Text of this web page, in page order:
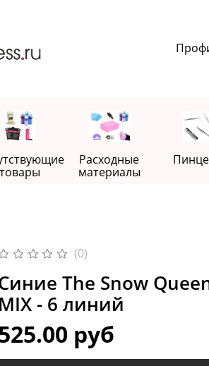
товары
Расходные
материалы
(0)
The Snow
MIX - 6 линий
руб